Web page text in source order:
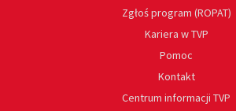
Zgłoś program (ROPAT)
Kariera w TVP
Pomoc
Kontakt
Centrum informacji TVP